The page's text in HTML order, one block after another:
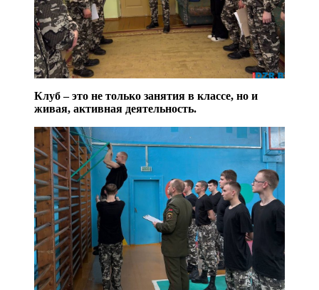
Клуб – это не только занятия в классе, но и
живая, активная деятельность.